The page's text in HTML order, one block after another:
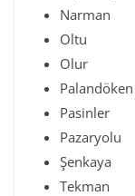
Narman
Oltu
Olur
Palandöken
Pasinler
Pazaryolu
Şenkaya
Tekman